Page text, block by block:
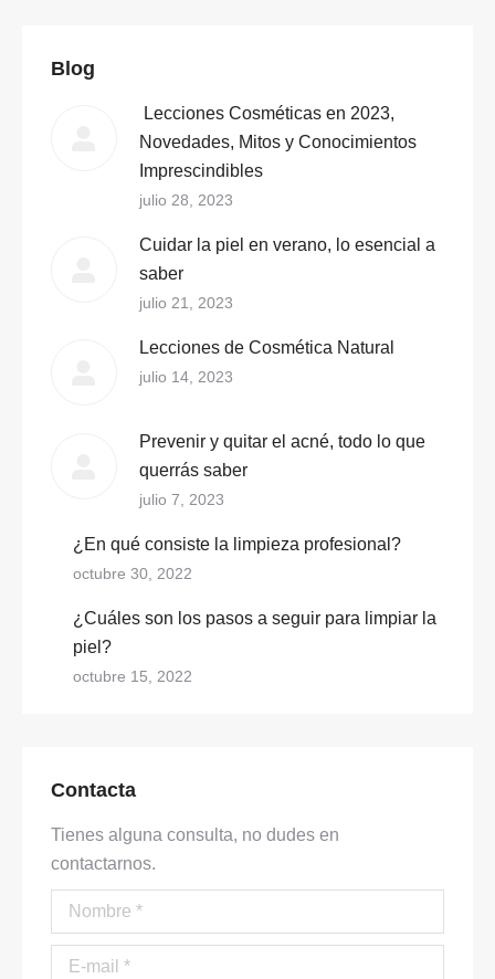
Blog
Lecciones Cosméticas en 2023,
Novedades, Mitos y Conocimientos
Imprescindibles
julio 28, 2023
Cuidar la piel en verano, lo esencial a
saber
julio 21, 2023
Lecciones de Cosmética Natural
julio 14, 2023
Prevenir y quitar el acné, todo lo que
querrás saber
julio 7, 2023
¿En qué consiste la limpieza profesional?
octubre 30, 2022
¿Cuáles son los pasos a seguir para limpiar la
piel?
octubre 15, 2022
Contacta
Tienes alguna consulta, no dudes en
contactarnos.
Nombre *
E-mail *